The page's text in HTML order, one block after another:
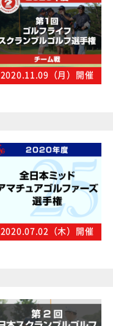
2020.11.09（月）開催
2020.07.02（木）開催